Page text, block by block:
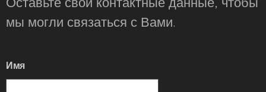
мы могли связаться с Вами.
Имя